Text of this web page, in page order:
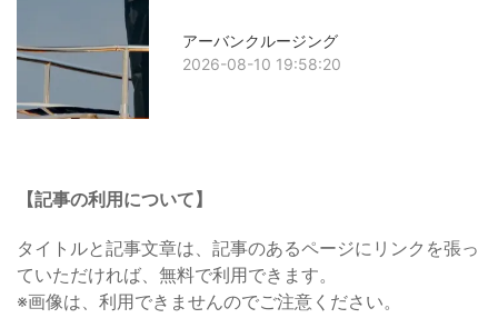
アーバンクルージング
2026-08-10 19:58:20
【記事の利用について】
タイトルと記事文章は、記事のあるページにリンクを張っ
ていただければ、無料で利用できます。
※画像は、利用できませんのでご注意ください。